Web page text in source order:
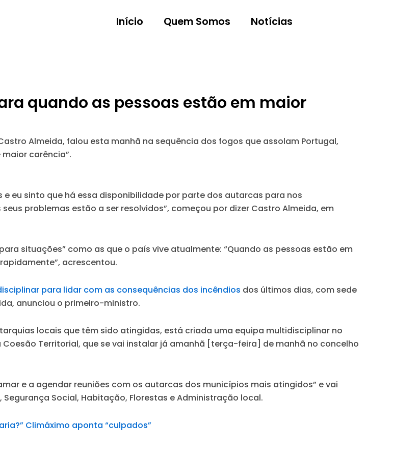
Início Quem Somos Notícias
quando as pessoas estão em maior
Almeida, falou esta manhã na sequência dos fogos que assolam Portugal,
carência”.
eu sinto que há essa disponibilidade por parte dos autarcas para nos
problemas estão a ser resolvidos”, começou por dizer Castro Almeida, em
situações” como as que o país vive atualmente: “Quando as pessoas estão em
, acrescentou.
para lidar com as consequências dos incêndios dos últimos dias, com sede
anunciou o primeiro-ministro.
locais que têm sido atingidas, está criada uma equipa multidisciplinar no
Territorial, que se vai instalar já amanhã [terça-feira] de manhã no concelho
e a agendar reuniões com os autarcas dos municípios mais atingidos” e vai
Social, Habitação, Florestas e Administração local.
Climáximo aponta “culpados”